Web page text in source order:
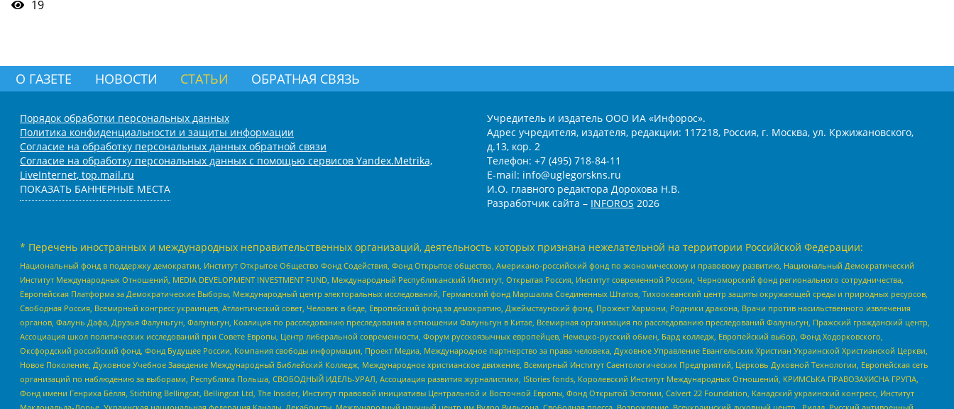
19
О ГАЗЕТЕ НОВОСТИ СТАТЬИ ОБРАТНАЯ СВЯЗЬ
Порядок обработки персональных данных
Политика конфиденциальности и защиты информации
Согласие на обработку персональных данных обратной связи
Согласие на обработку персональных данных с помощью сервисов Yandex.Metrika,
LiveInternet, top.mail.ru
ПОКАЗАТЬ БАННЕРНЫЕ МЕСТА
Учредитель и издатель ООО ИА «Инфорос».
Адрес учредителя, издателя, редакции: 117218, Россия, г. Москва, ул. Кржижановского,
д.13, кор. 2
Телефон: +7 (495) 718-84-11
E-mail: info@uglegorskns.ru
И.О. главного редактора Дорохова Н.В.
Разработчик сайта – INFOROS 2026
* Перечень иностранных и международных неправительственных организаций, деятельность которых признана нежелательной на территории Российской Федерации:
Национальный фонд в поддержку демократии, Институт Открытое Общество Фонд Содействия, Фонд Открытое общество, Американо-российский фонд по экономическому и правовому развитию, Национальный Демократический
Институт Международных Отношений, MEDIA DEVELOPMENT INVESTMENT FUND, Международный Республиканский Институт, Открытая Россия, Институт современной России, Черноморский фонд регионального сотрудничества,
Европейская Платформа за Демократические Выборы, Международный центр электоральных исследований, Германский фонд Маршалла Соединенных Штатов, Тихоокеанский центр защиты окружающей среды и природных ресурсов,
Свободная Россия, Всемирный конгресс украинцев, Атлантический совет, Человек в беде, Европейский фонд за демократию, Джеймстаунский фонд, Прожект Хармони, Родники дракона, Врачи против насильственного извлечения
органов, Фалунь Дафа, Друзья Фалуньгун, Фалуньгун, Коалиция по расследованию преследования в отношении Фалуньгун в Китае, Всемирная организация по расследованию преследований Фалуньгун, Пражский гражданский центр,
Ассоциация школ политических исследований при Совете Европы, Центр либеральной современности, Форум русскоязычных европейцев, Немецко-русский обмен, Бард колледж, Европейский выбор, Фонд Ходорковского,
Оксфордский российский фонд, Фонд Будущее России, Компания свободы информации, Проект Медиа, Международное партнерство за права человека, Духовное Управление Евангельских Христиан Украинской Христианской Церкви,
Новое Поколение, Духовное Учебное Заведение Международный Библейский Колледж, Международное христианское движение, Всемирный Институт Саентологических Предприятий, Церковь Духовной Технологии, Европейская сеть
организаций по наблюдению за выборами, Республика Польша, СВОБОДНЫЙ ИДЕЛЬ-УРАЛ, Ассоциация развития журналистики, IStories fonds, Королевский Институт Международных Отношений, КРИМСЬКА ПРАВОЗАХИСНА ГРУПА,
Фонд имени Генриха Бёлля, Stichting Bellingcat, Bellingcat Ltd, The Insider, Институт правовой инициативы Центральной и Восточной Европы, Фонд Открытой Эстонии, Calvert 22 Foundation, Канадский украинский конгресс, Институт